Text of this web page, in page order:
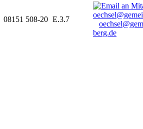
08151 508-20 E.3.7
berg.de